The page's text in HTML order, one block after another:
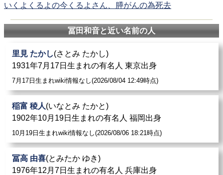
いくよくるよの今くるよさん、膵がんの為死去
冨田和音と近い名前の人
里見 たかし(さとみ たかし)
1931年7月17日生まれの有名人 東京出身
7月17日生まれwiki情報なし(2026/08/04 12:49時点)
稲富 稜人(いなとみ たかと)
1902年10月19日生まれの有名人 福岡出身
10月19日生まれwiki情報なし(2026/08/06 18:21時点)
冨高 由喜(とみたか ゆき)
1976年12月7日生まれの有名人 兵庫出身